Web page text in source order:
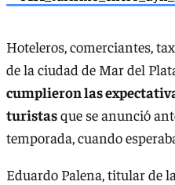
Hoteleros, comerciantes,
de la ciudad de Mar del
cumplieron las
turistasque se anunció
temporada, cuando
Eduardo Palena, titular de